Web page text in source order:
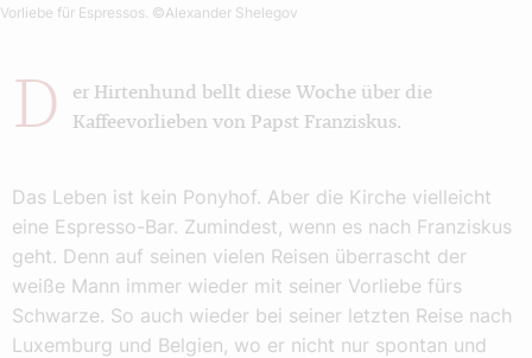
Vorliebe für Espressos. ©Alexander Shelegov
D
er Hirtenhund bellt diese Woche über die
Kaffeevorlieben von Papst Franziskus.
Das Leben ist kein Ponyhof. Aber die Kirche vielleicht
eine Espresso-Bar. Zumindest, wenn es nach Franziskus
geht. Denn auf seinen vielen Reisen überrascht der
weiße Mann immer wieder mit seiner Vorliebe fürs
Schwarze. So auch wieder bei seiner letzten Reise nach
Luxemburg und Belgien, wo er nicht nur spontan und